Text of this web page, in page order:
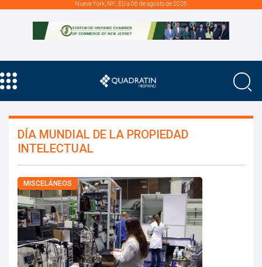
Nueva York, NY., EU a 06 de agosto de 2026
DÍA MUNDIAL DE LA PROPIEDAD
INTELECTUAL
MISCELÁNEOS